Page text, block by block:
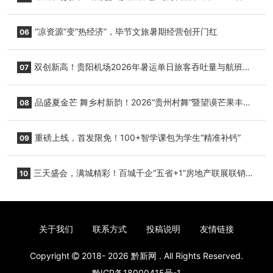
06 “凉资源”变“热经济”，毕节文旅暑期经营创开门红
07 双创新高！贵阳机场2026年暑运单日旅客吞吐量与航班起
08 品盛夏金芒 舞乡村新韵！2026“贵州村舞”暨望谟芒果丰收
09 重磅上线，首发限免！100+智学课包为学生“精准补钙”
10 三天盛会，满城精彩！百城千企“五省+1”房地产联展联销活
关于我们 联系方式 投稿说明 友情链接
Copyright 2018- 2026 黔新网 . All Rights Reserved.